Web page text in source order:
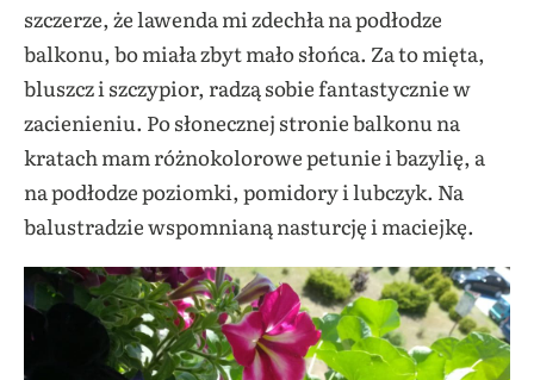
szczerze, że lawenda mi zdechła na podłodze
balkonu, bo miała zbyt mało słońca. Za to mięta,
bluszcz i szczypior, radzą sobie fantastycznie w
zacienieniu. Po słonecznej stronie balkonu na
kratach mam różnokolorowe petunie i bazylię, a
na podłodze poziomki, pomidory i lubczyk. Na
balustradzie wspomnianą nasturcję i maciejkę.